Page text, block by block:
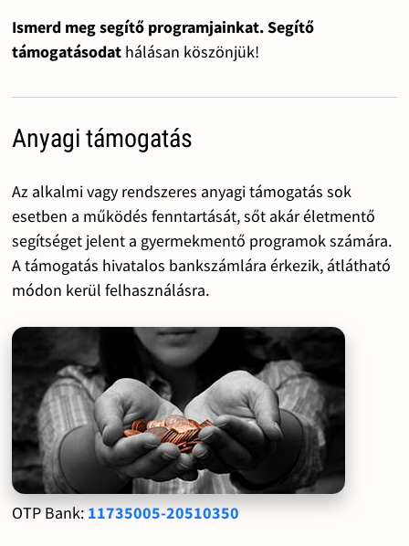
Ismerd meg segítő programjainkat. Segítő
támogatásodat hálásan köszönjük!
Anyagi támogatás
Az alkalmi vagy rendszeres anyagi támogatás sok
esetben a működés fenntartását, sőt akár életmentő
segítséget jelent a gyermekmentő programok számára.
A támogatás hivatalos bankszámlára érkezik, átlátható
módon kerül felhasználásra.
OTP Bank: 11735005-20510350